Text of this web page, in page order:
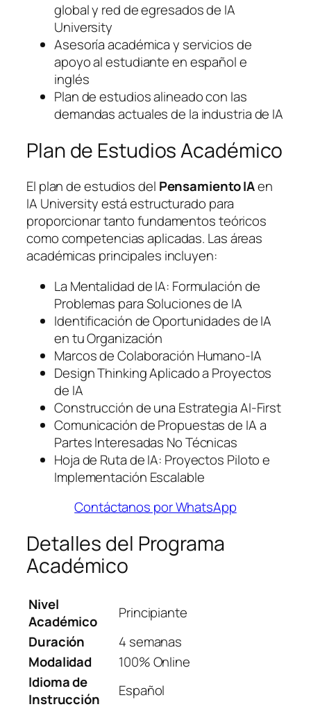
global y red de egresados de IA
University
Asesoría académica y servicios de
apoyo al estudiante en español e
inglés
Plan de estudios alineado con las
demandas actuales de la industria de IA
Plan de Estudios Académico
El plan de estudios del Pensamiento IAen
IA University está estructurado para
proporcionar tanto fundamentos teóricos
como competencias aplicadas. Las áreas
académicas principales incluyen:
La Mentalidad de IA: Formulación de
Problemas para Soluciones de IA
Identificación de Oportunidades de IA
en tu Organización
Marcos de Colaboración Humano-IA
Design Thinking Aplicado a Proyectos
de IA
Construcción de una Estrategia AI-First
Comunicación de Propuestas de IA a
Partes Interesadas No Técnicas
Hoja de Ruta de IA: Proyectos Piloto e
Implementación Escalable
Contáctanos por WhatsApp
Detalles del Programa
Académico
Nivel
Académico
Principiante
Duración
4 semanas
Modalidad
100% Online
Idioma de
Instrucción
Español